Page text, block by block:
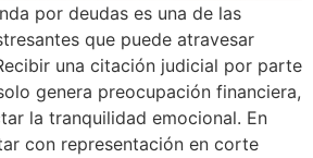
por deudas es una de las
que puede atravesar
una citación judicial por parte
genera preocupación financiera,
la tranquilidad emocional. En
con representación en corte